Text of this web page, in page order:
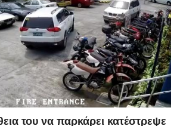
του να παρκάρει κατέστρεψε